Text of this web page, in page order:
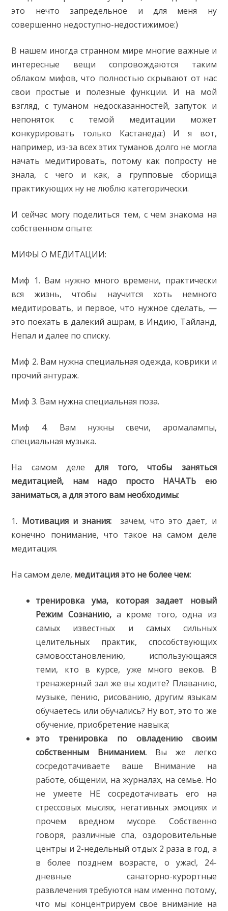
это нечто запредельное и для меня ну
совершенно недоступно-недостижимое:)
В нашем иногда странном мире многие важные и
интересные вещи сопровождаются таким
облаком мифов, что полностью скрывают от нас
свои простые и полезные функции. И на мой
взгляд, с туманом недосказанностей, запуток и
непоняток с темой медитации может
конкурировать только Кастанеда:) И я вот,
например, из-за всех этих туманов долго не могла
начать медитировать, потому как попросту не
знала, с чего и как, а групповые сборища
практикующих ну не люблю категорически.
И сейчас могу поделиться тем, с чем знакома на
собственном опыте:
МИФЫ О МЕДИТАЦИИ:
Миф 1. Вам нужно много времени, практически
вся жизнь, чтобы научится хоть немного
медитировать, и первое, что нужное сделать, —
это поехать в далекий ашрам, в Индию, Тайланд,
Непал и далее по списку.
Миф 2. Вам нужна специальная одежда, коврики и
прочий антураж.
Миф 3. Вам нужна специальная поза.
Миф 4. Вам нужны свечи, аромалампы,
специальная музыка.
На самом деле для того, чтобы заняться
медитацией, нам надо просто НАЧАТЬ ею
заниматься, а для этого вам необходимы:
1. Мотивация и знания: зачем, что это дает, и
конечно понимание, что такое на самом деле
медитация.
На самом деле, медитация это не более чем:
тренировка ума,
которая задает новый
Режим Сознанию,а кроме того, одна из
самых известных и самых сильных
целительных практик, способствующих
самовосстановлению, использующаяся
теми, кто в курсе, уже много веков. В
тренажерный зал же вы ходите? Плаванию,
музыке, пению, рисованию, другим языкам
обучаетесь или обучались? Ну вот, это то же
обучение, приобретение навыка;
это тренировка по овладению своим
собственным Вниманием.Вы же легко
сосредотачиваете ваше Внимание на
работе, общении, на журналах, на семье. Но
не умеете НЕ сосредотачивать его на
стрессовых мыслях, негативных эмоциях и
прочем вредном мусоре. Собственно
говоря, различные спа, оздоровительные
центры и 2-недельный отдых 2 раза в год, а
в более позднем возрасте, о ужас!, 24-
дневные санаторно-курортные
развлечения требуются нам именно потому,
что мы концентрируем свое внимание на